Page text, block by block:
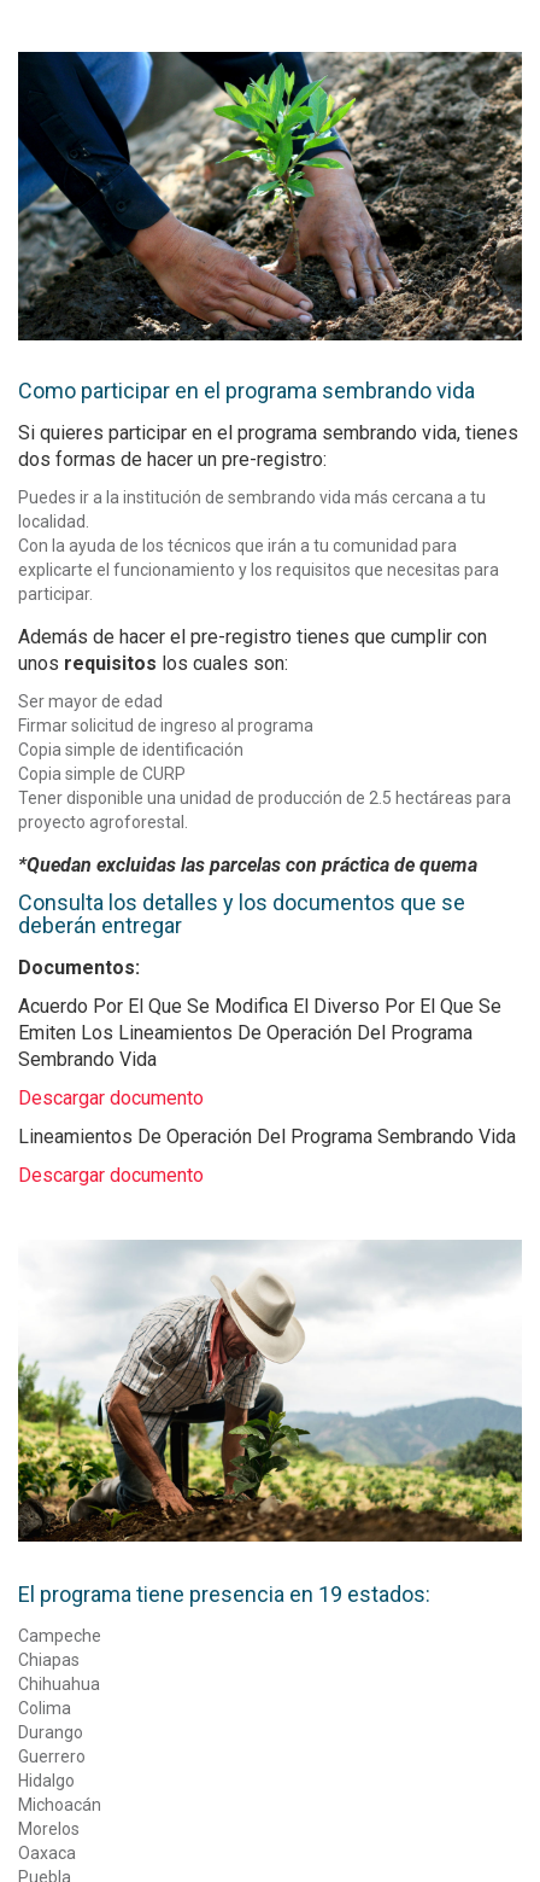
Como participar en el programa sembrando vida
Si quieres participar en el programa sembrando vida, tienes
dos formas de hacer un pre-registro:
Puedes ir a la institución de sembrando vida más cercana a tu
localidad.
Con la ayuda de los técnicos que irán a tu comunidad para
explicarte el funcionamiento y los requisitos que necesitas para
participar.
Además de hacer el pre-registro tienes que cumplir con
unos requisitos los cuales son:
Ser mayor de edad
Firmar solicitud de ingreso al programa
Copia simple de identificación
Copia simple de CURP
Tener disponible una unidad de producción de 2.5 hectáreas para
proyecto agroforestal.
*Quedan excluidas las parcelas con práctica de quema
Consulta los detalles y los documentos que se
deberán entregar
Documentos:
Acuerdo Por El Que Se Modifica El Diverso Por El Que Se
Emiten Los Lineamientos De Operación Del Programa
Sembrando Vida
Descargar documento
Lineamientos De Operación Del Programa Sembrando Vida
Descargar documento
El programa tiene presencia en 19 estados:
Campeche
Chiapas
Chihuahua
Colima
Durango
Guerrero
Hidalgo
Michoacán
Morelos
Oaxaca
Puebla